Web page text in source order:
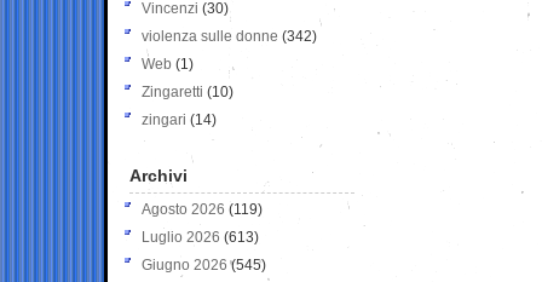
Vincenzi (30)
violenza sulle donne (342)
Web (1)
Zingaretti (10)
zingari (14)
Archivi
Agosto 2026 (119)
Luglio 2026 (613)
Giugno 2026 (545)